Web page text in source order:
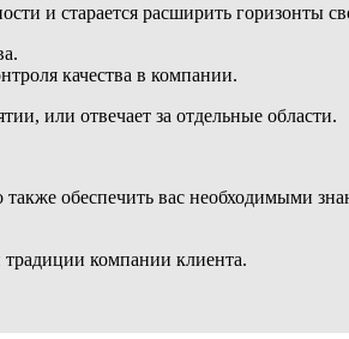
и старается расширить горизонты
качества в компании.
или отвечает за отдельные области.
обеспечить вас необходимыми
компании клиента.